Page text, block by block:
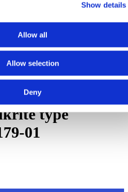
Show details
Allow all
Allow selection
Deny
gallerij
type
01